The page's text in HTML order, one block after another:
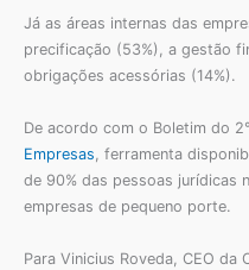
Já as áreas internas das
precificação (53%), a gestão
obrigações acessórias (14%).
De acordo com o Boletim do
Empresas, ferramenta
de 90% das pessoas jurídicas
empresas de pequeno porte.
Para Vinicius Roveda, CEO da